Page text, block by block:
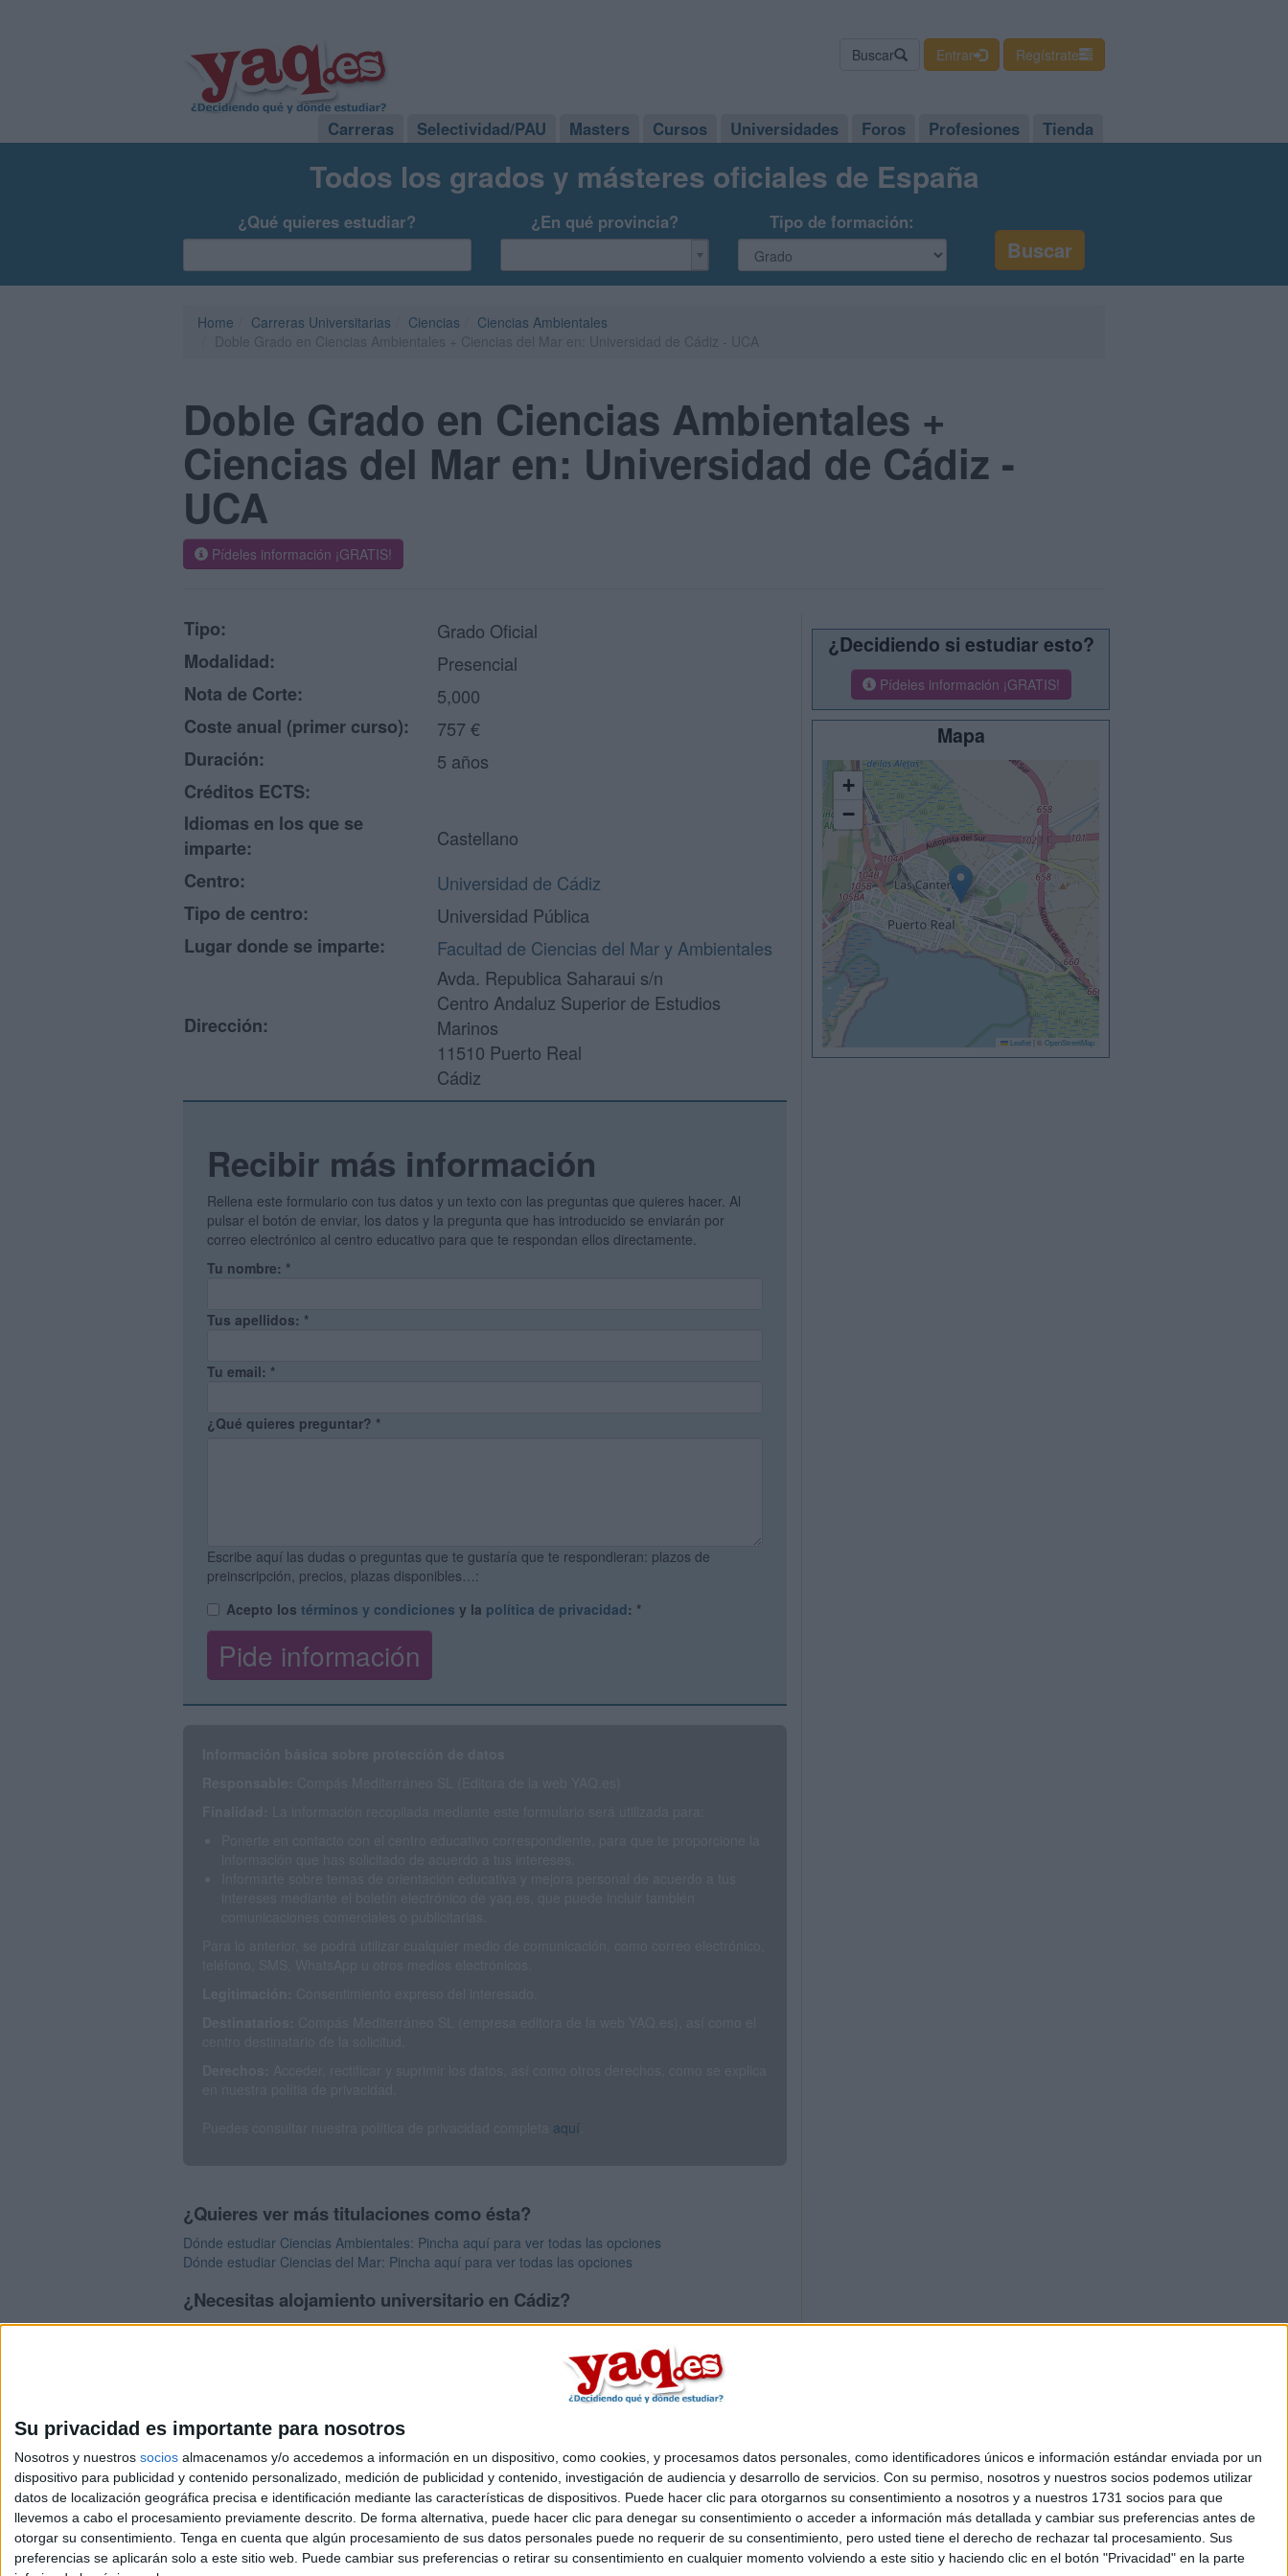
Su privacidad es importante para nosotros
Nosotros y nuestros socios almacenamos y/o accedemos a información en un dispositivo, como cookies, y procesamos datos personales, como identificadores únicos e información estándar enviada por un
dispositivo para publicidad y contenido personalizado, medición de publicidad y contenido, investigación de audiencia y desarrollo de servicios. Con su permiso, nosotros y nuestros socios podemos utilizar
datos de localización geográfica precisa e identificación mediante las características de dispositivos. Puede hacer clic para otorgarnos su consentimiento a nosotros y a nuestros 1731 socios para que
llevemos a cabo el procesamiento previamente descrito. De forma alternativa, puede hacer clic para denegar su consentimiento o acceder a información más detallada y cambiar sus preferencias antes de
otorgar su consentimiento. Tenga en cuenta que algún procesamiento de sus datos personales puede no requerir de su consentimiento, pero usted tiene el derecho de rechazar tal procesamiento. Sus
preferencias se aplicarán solo a este sitio web. Puede cambiar sus preferencias o retirar su consentimiento en cualquier momento volviendo a este sitio y haciendo clic en el botón "Privacidad" en la parte
Buscar Entrar Regístrate
Carreras Selectividad/PAU Masters Cursos Universidades Foros Profesiones Tienda
Todos los grados y másteres oficiales de España
¿Qué quieres estudiar? ¿En qué provincia? Tipo de formación:
Home Carreras Universitarias Ciencias
Ciencias Ambientales
Doble Grado en Ciencias Ambientales +
Ciencias del Mar en: Universidad de Cádiz -
UCA
Pídeles información ¡GRATIS!
Tipo:
Grado Oficial
Modalidad:
Presencial
Nota de Corte:
5,000
Coste anual (primer curso):
757 €
Duración:
5 años
Créditos ECTS:
Idiomas en los que se
imparte:
Castellano
Centro:
Universidad de Cádiz
Tipo de centro:
Universidad Pública
Lugar donde se imparte:
Facultad de Ciencias del Mar y Ambientales
Dirección:
Avda. Republica Saharaui s/n
Centro Andaluz Superior de Estudios
Marinos
11510 Puerto Real
Cádiz
Recibir más información
Rellena este formulario con tus datos y un texto con las preguntas que quieres hacer. Al
pulsar el botón de enviar, los datos y la pregunta que has introducido se enviarán por
correo electrónico al centro educativo para que te respondan ellos directamente.
Tu nombre: *
Tus apellidos: *
Tu email: *
¿Qué quieres preguntar? *
Escribe aquí las dudas o preguntas que te gustaría que te respondieran: plazos de
preinscripción, precios, plazas disponibles…:
Acepto los términos y condiciones y la política de privacidad: *
aquí
¿Quieres ver más titulaciones como ésta?
Dónde estudiar Ciencias Ambientales: Pincha aquí para ver todas las opciones
Dónde estudiar Ciencias del Mar: Pincha aquí para ver todas las opciones
¿Necesitas alojamiento universitario en Cádiz?
>> Residencias de estudiantes y colegios mayores en Cádiz
¿Decidiendo si estudiar esto?
Pídeles información ¡GRATIS!
Mapa
+
−
Leaflet © OpenStreetMap
Quiénes somos|Contactar|Anúnciate
Aviso legal|Politica de privacidad|Condiciones generales|Política de cookies
© 2003-2026Compás Mediterráneo S.L.- Diego de León 47 - 28006 Madrid [ESPAÑA] - Tel. +34 91 593 2767